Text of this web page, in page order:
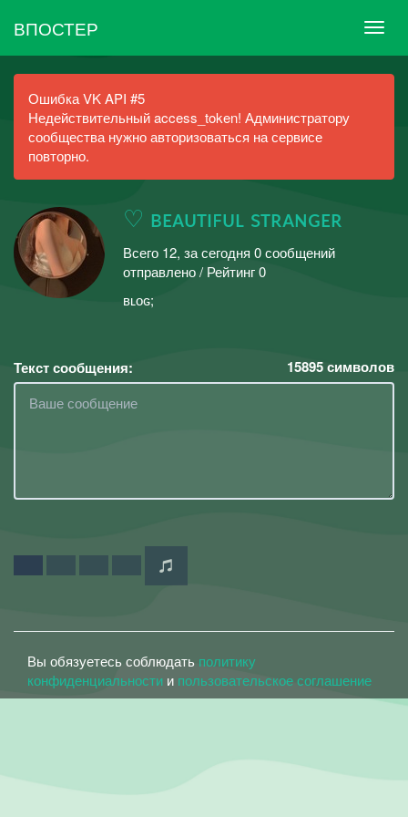
ВПОСТЕР
Ошибка VK API #5
Недействительный access_token! Администратору
сообщества нужно авторизоваться на сервисе
повторно.
♡ ʙᴇᴀᴜᴛɪꜰᴜʟ sᴛʀᴀɴɢᴇʀ
Всего 12, за сегодня 0 сообщений
отправлено / Рейтинг 0
ʙʟᴏɢ;
Текст сообщения: 15895символов
Вы обязуетесь соблюдать политику
конфиденциальности и пользовательское соглашение